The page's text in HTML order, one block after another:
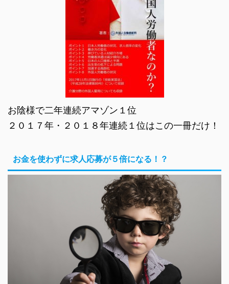
お陰様で二年連続アマゾン１位
２０１７年・２０１８年連続１位はこの一冊だけ！
お金を使わずに求人応募が５倍になる！？